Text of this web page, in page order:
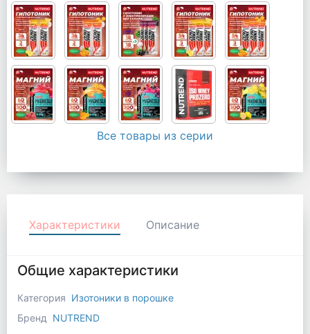
Все товары из серии
Характеристики Описание
Общие характеристики
Категория Изотоники в порошке
Бренд
NUTREND